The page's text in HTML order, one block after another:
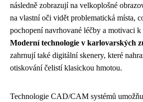
následně zobrazují na velkoplošné
na vlastní oči vidět problematická místa,
pochopení navrhované léčby a motivaci
Moderní technologie v karlovarských
zahrnují také digitální skenery, které
otiskování čelistí klasickou hmotou.
Technologie CAD/CAM systémů